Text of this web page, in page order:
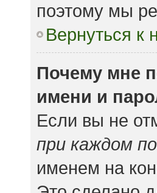
поэтому мы
Вернуться к
Почему мне
имени и
Если вы не
при каждом
именем на